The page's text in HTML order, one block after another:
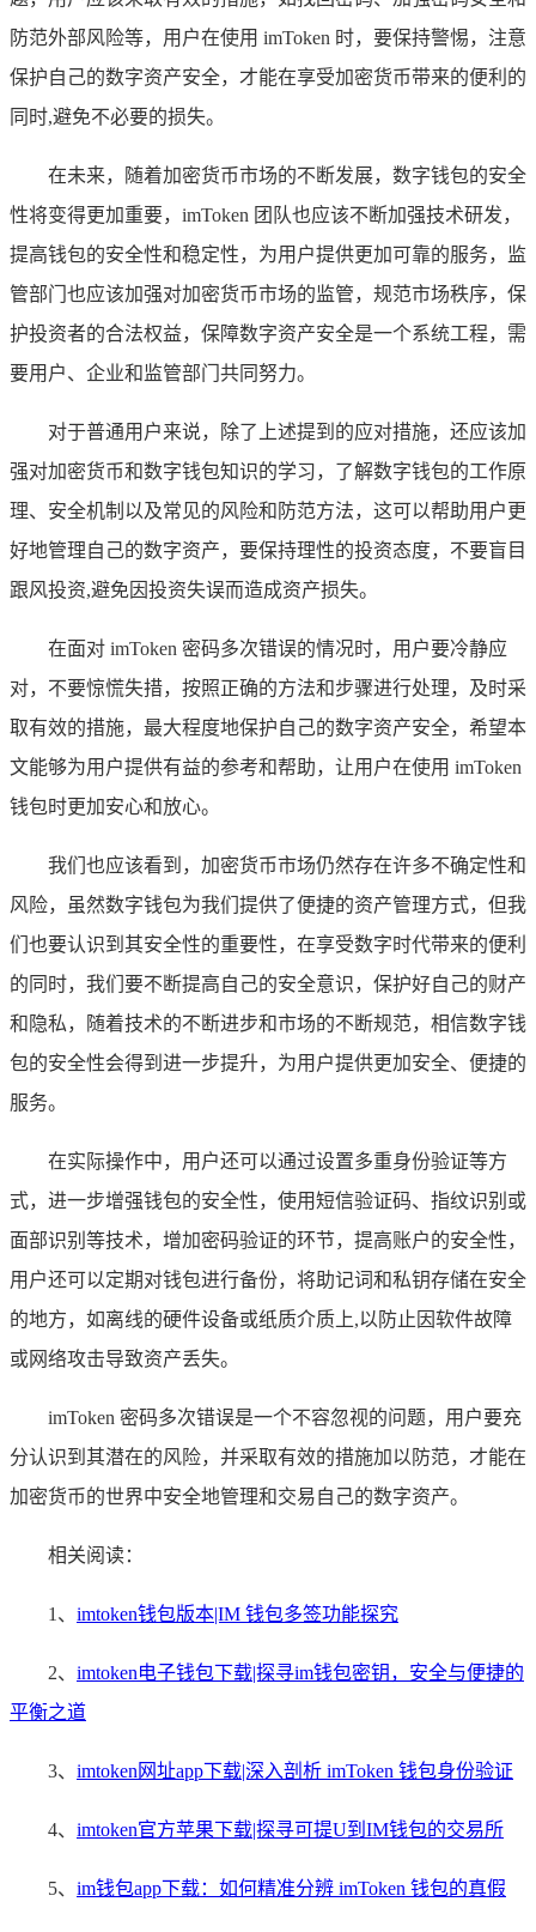
防范外部风险等，用户在使用 imToken 时，要保持警惕，注意
保护自己的数字资产安全，才能在享受加密货币带来的便利的
同时,避免不必要的损失。
在未来，随着加密货币市场的不断发展，数字钱包的安全
性将变得更加重要，imToken 团队也应该不断加强技术研发，
提高钱包的安全性和稳定性，为用户提供更加可靠的服务，监
管部门也应该加强对加密货币市场的监管，规范市场秩序，保
护投资者的合法权益，保障数字资产安全是一个系统工程，需
要用户、企业和监管部门共同努力。
对于普通用户来说，除了上述提到的应对措施，还应该加
强对加密货币和数字钱包知识的学习，了解数字钱包的工作原
理、安全机制以及常见的风险和防范方法，这可以帮助用户更
好地管理自己的数字资产，要保持理性的投资态度，不要盲目
跟风投资,避免因投资失误而造成资产损失。
在面对 imToken 密码多次错误的情况时，用户要冷静应
对，不要惊慌失措，按照正确的方法和步骤进行处理，及时采
取有效的措施，最大程度地保护自己的数字资产安全，希望本
文能够为用户提供有益的参考和帮助，让用户在使用 imToken
钱包时更加安心和放心。
我们也应该看到，加密货币市场仍然存在许多不确定性和
风险，虽然数字钱包为我们提供了便捷的资产管理方式，但我
们也要认识到其安全性的重要性，在享受数字时代带来的便利
的同时，我们要不断提高自己的安全意识，保护好自己的财产
和隐私，随着技术的不断进步和市场的不断规范，相信数字钱
包的安全性会得到进一步提升，为用户提供更加安全、便捷的
服务。
在实际操作中，用户还可以通过设置多重身份验证等方
式，进一步增强钱包的安全性，使用短信验证码、指纹识别或
面部识别等技术，增加密码验证的环节，提高账户的安全性，
用户还可以定期对钱包进行备份，将助记词和私钥存储在安全
的地方，如离线的硬件设备或纸质介质上,以防止因软件故障
或网络攻击导致资产丢失。
imToken 密码多次错误是一个不容忽视的问题，用户要充
分认识到其潜在的风险，并采取有效的措施加以防范，才能在
加密货币的世界中安全地管理和交易自己的数字资产。
相关阅读：
1、 imtoken钱包版本|IM 钱包多签功能探究
2、 imtoken电子钱包下载|探寻im钱包密钥，安全与便捷的
平衡之道
3、 imtoken网址app下载|深入剖析 imToken 钱包身份验证
4、 imtoken官方苹果下载|探寻可提U到IM钱包的交易所
5、 im钱包app下载：如何精准分辨 imToken 钱包的真假